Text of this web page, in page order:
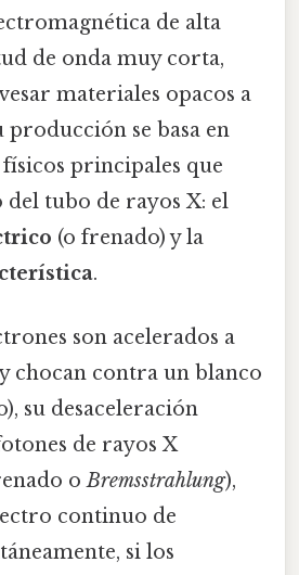
de alta
de onda muy corta,
materiales opacos a
producción se basa en
principales que
tubo de rayos X: el
(o frenado) y la
.
son acelerados a
chocan contra un blanco
su desaceleración
de rayos X
oBremsstrahlung),
continuo de
si los